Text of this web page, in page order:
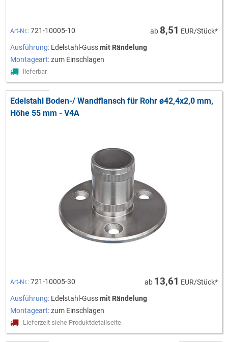
Art-Nr.: 721-10005-10 ab 8,51 EUR/Stück*
Ausführung: Edelstahl-Gussmit Rändelung
Montageart:zum Einschlagen
lieferbar
Edelstahl Boden-/ Wandflansch für Rohr ø42,4x2,0 mm,
Höhe 55 mm - V4A
Art-Nr.: 721-10005-30 ab 13,61 EUR/Stück*
Ausführung: Edelstahl-Gussmit Rändelung
Montageart:zum Einschlagen
Lieferzeit siehe Produktdetailseite